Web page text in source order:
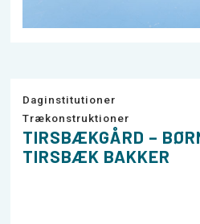
Daginstitutioner
Trækonstruktioner
TIRSBÆKGÅRD –
TIRSBÆK BAKKER